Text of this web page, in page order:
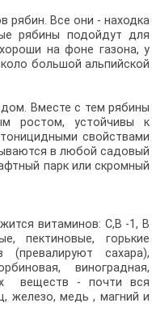
рябин. Все они - находка
рябины подойдут для
на фоне газона, у
большой альпийской
Вместе с тем рябины
ростом, устойчивы к
свойствами
в любой садовый
парк или скромный
витаминов: С,В -1, В
пектиновые, горькие
сахара),
виноградная,
веществ - почти вся
железо, медь , магний и